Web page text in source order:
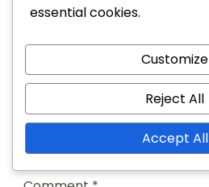
Leave a Reply
Your email address will not
fields are marked
*
essential cookies.
Customize
Reject All
Accept All